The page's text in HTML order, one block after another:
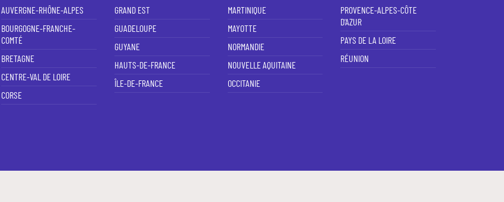
AUVERGNE-RHÔNE-ALPES
BOURGOGNE-FRANCHE-
COMTÉ
BRETAGNE
CENTRE-VAL DE LOIRE
CORSE
GRAND EST
GUADELOUPE
GUYANE
HAUTS-DE-FRANCE
ÎLE-DE-FRANCE
MARTINIQUE
MAYOTTE
NORMANDIE
NOUVELLE AQUITAINE
OCCITANIE
PROVENCE-ALPES-CÔTE
D'AZUR
PAYS DE LA LOIRE
RÉUNION